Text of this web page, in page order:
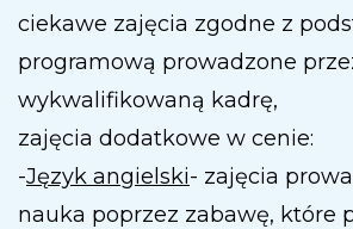
ciekawe zajęcia zgodne z
programową prowadzone
wykwalifikowaną kadrę,
zajęcia dodatkowe w cenie:
-Język angielski- zajęcia
nauka poprzez zabawę, które